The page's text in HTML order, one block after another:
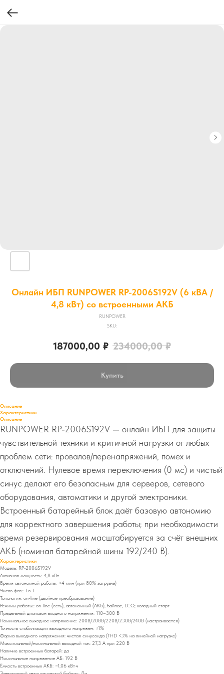
Онлайн ИБП RUNPOWER RP-2006S192V (6 кВА /
4,8 кВт) со встроенными АКБ
RUNPOWER
SKU:
187000,00 ₽ 234000,00 ₽
Купить
Описание
Характеристики
Описание
RUNPOWER RP-2006S192V — онлайн ИБП для защиты
чувствительной техники и критичной нагрузки от любых
проблем сети: провалов/перенапряжений, помех и
отключений. Нулевое время переключения (0 мс) и чистый
синус делают его безопасным для серверов, сетевого
оборудования, автоматики и другой электроники.
Встроенный батарейный блок даёт базовую автономию
для корректного завершения работы; при необходимости
время резервирования масштабируется за счёт внешних
АКБ (номинал батарейной шины 192/240 В).
Характеристики
Модель: RP-2006S192V
Активная мощность: 4,8 кВт
Время автономной работы: >4 мин (при 80% загрузке)
Число фаз:: 1 в 1
Топология: on-line (двойное преобразование)
Режимы работы:: on-line (сеть), автономный (АКБ), байпас, ECO; холодный старт
Предельный диапазон входного напряжения: 110–300 В
Номинальное выходное напряжение: 200В/208В/220В/230В/240В (настраивается)
Точность стабилизации выходного напряжен: ±1%
Форма выходного напряжения: чистая синусоида (THD <3% на линейной нагрузке)
Максимальный/номинальный выходной ток: 27,3 А при 220 В
Наличие встроенных батарей: да
Номинальное напряжение АБ: 192 В
Ёмкость встроенных АКБ: ~1,06 кВт·ч